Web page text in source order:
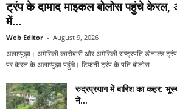
ट्रंप के दामाद माइकल बोलोस पहुंचे केरल,
में...
Web Editor - August 9, 2026
अलाप्पुझा। अमेरिकी कारोबारी और अमेरिकी राष्ट्रपति डोनाल्ड
पर केरल के अलाप्पुझा पहुंचे। टिफनी ट्रंप के पति बोलोस...
रुद्रप्रयाग में बारिश का कहर:
ने...